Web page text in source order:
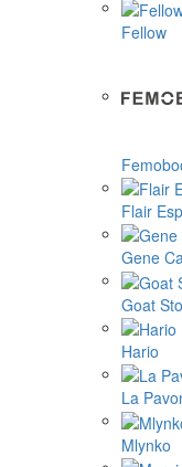
Fellow
Flair
Gene
Goat
Hario
La
Mlynko